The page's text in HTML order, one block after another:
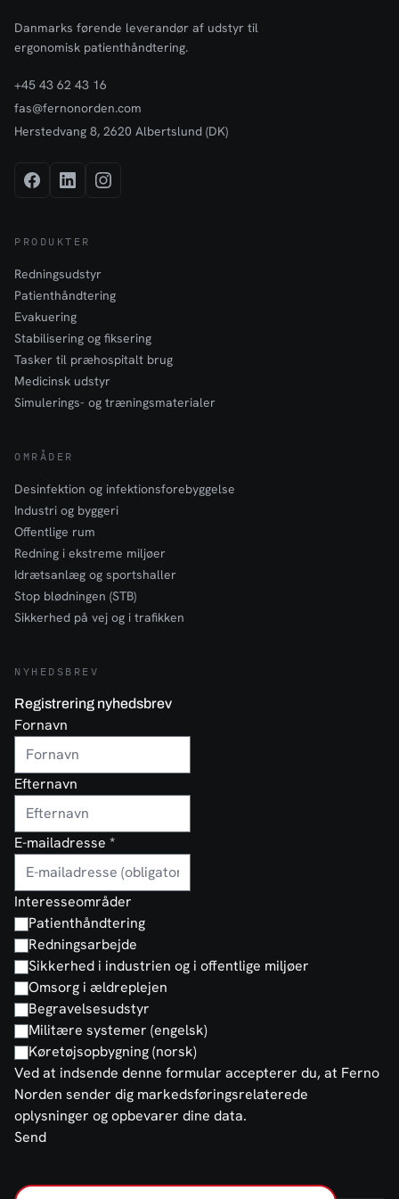
Danmarks førende leverandør af udstyr til
ergonomisk patienthåndtering.
+45 43 62 43 16
fas@fernonorden.com
Herstedvang 8, 2620 Albertslund (DK)
PRODUKTER
Redningsudstyr
Patienthåndtering
Evakuering
Stabilisering og fiksering
Tasker til præhospitalt brug
Medicinsk udstyr
Simulerings- og træningsmaterialer
OMRÅDER
Desinfektion og infektionsforebyggelse
Industri og byggeri
Offentlige rum
Redning i ekstreme miljøer
Idrætsanlæg og sportshaller
Stop blødningen (STB)
Sikkerhed på vej og i trafikken
NYHEDSBREV
Registrering nyhedsbrev
Fornavn
Efternavn
E-mailadresse *
Interesseområder
Patienthåndtering
Redningsarbejde
Sikkerhed i industrien og i offentlige miljøer
Omsorg i ældreplejen
Begravelsesudstyr
Militære systemer (engelsk)
Køretøjsopbygning (norsk)
Ved at indsende denne formular accepterer du, at Ferno
Norden sender dig markedsføringsrelaterede
oplysninger og opbevarer dine data.
Send